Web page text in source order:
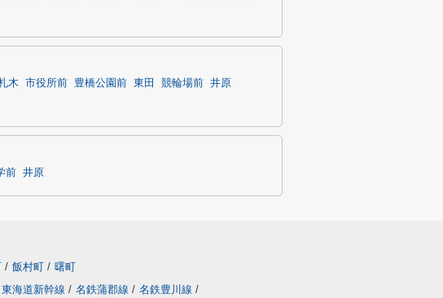
木 市役所前 豊橋公園前 東田 競輪場前 井原
前 井原
/ 飯村町 / 曙町
東海道新幹線 / 名鉄蒲郡線 / 名鉄豊川線 /